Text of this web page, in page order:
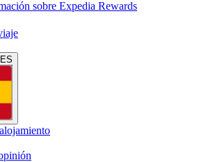
sobre Expedia Rewards